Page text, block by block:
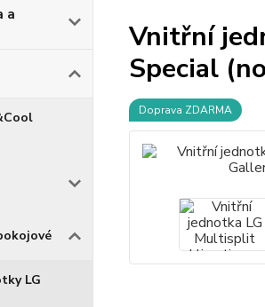
a
LG
Vnitřní
Special
Doprava ZDARMA